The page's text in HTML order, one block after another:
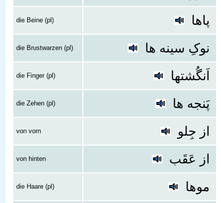
die Beine (pl) پاها
die Brustwarzen (pl) نوکِ سینه ها
die Finger (pl) اَنگُشتها
die Zehen (pl) پَنجه ها
von vorn از جِلو
von hinten از عَقَب
die Haare (pl) موها